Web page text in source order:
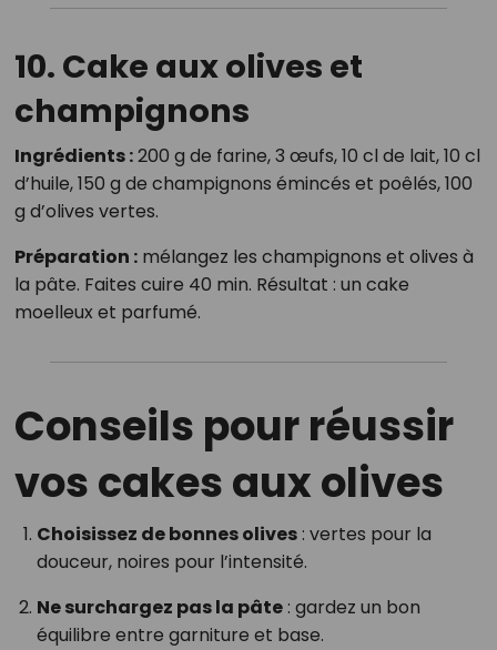
10. Cake aux olives et
champignons
Ingrédients :200 g de farine, 3 œufs, 10 cl de lait, 10 cl
d’huile, 150 g de champignons émincés et poêlés, 100
g d’olives vertes.
Préparation :mélangez les champignons et olives à
la pâte. Faites cuire 40 min. Résultat : un cake
moelleux et parfumé.
Conseils pour réussir
vos cakes aux olives
Choisissez de bonnes olives: vertes pour la
douceur, noires pour l’intensité.
Ne surchargez pas la pâte: gardez un bon
équilibre entre garniture et base.